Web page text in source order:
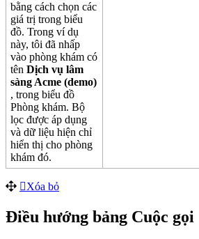
bằng cách chọn các
giá trị trong biểu
đồ. Trong ví dụ
này, tôi đã nhấp
vào phòng khám có
tên Dịch vụ lâm
sàng Acme (demo)
, trong biểu đồ
Phòng khám. Bộ
lọc được áp dụng
và dữ liệu hiện chỉ
hiển thị cho phòng
khám đó.
Xóa bỏ
Điều hướng bảng Cuộc gọi